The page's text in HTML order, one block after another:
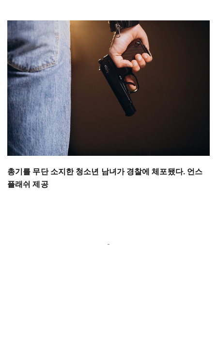
총기를 무단 소지한 청소년 남녀가 경찰에 체포됐다. 언스
플래쉬 제공